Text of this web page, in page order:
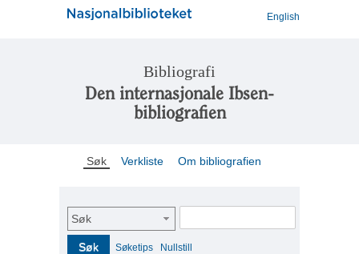
English
Bibliografi
Den internasjonale Ibsen-
bibliografien
Søk Verkliste Om bibliografien
Søk
Søk Søketips Nullstill